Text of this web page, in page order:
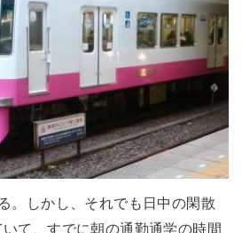
。しかし、それでも日中の閑散
て、すでに朝の通勤通学の時間